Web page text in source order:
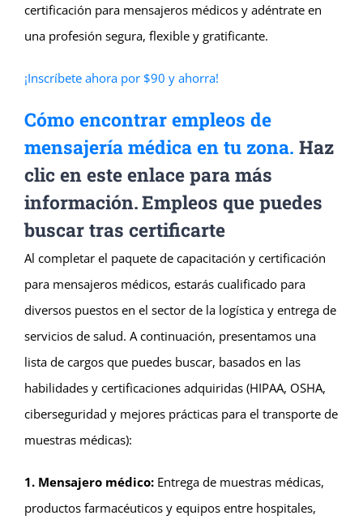
certificación para mensajeros médicos y adéntrate en
una profesión segura, flexible y gratificante.
¡Inscríbete ahora por $90 y ahorra!
Cómo encontrar empleos de
mensajería médica en tu zona. Haz
clic en este enlace para más
información.Empleos que puedes
buscar tras certificarte
Al completar el paquete de capacitación y certificación
para mensajeros médicos, estarás cualificado para
diversos puestos en el sector de la logística y entrega de
servicios de salud. A continuación, presentamos una
lista de cargos que puedes buscar, basados ​​en las
habilidades y certificaciones adquiridas (HIPAA, OSHA,
ciberseguridad y mejores prácticas para el transporte de
muestras médicas):
1. Mensajero médico:Entrega de muestras médicas,
productos farmacéuticos y equipos entre hospitales,